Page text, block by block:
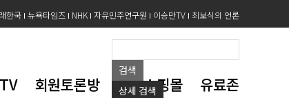
한국 뉴욕타임즈 NHK 자유민주연구원 이승만TV 최보식의 언론
검색
상세 검색
회원토론방 도서쇼핑몰 유료존